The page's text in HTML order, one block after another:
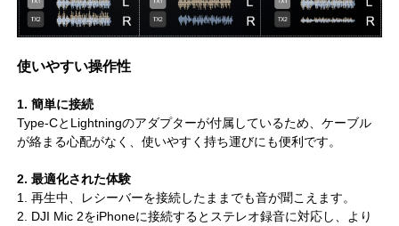
使いやすい操作性
1. 簡単に接続
Type-CとLightningのアダプターが付属しているため、ケーブル
が絡まる心配がなく、使いやすく持ち運びにも便利です。
2. 最適化された体験
1. 再生中、レシーバーを接続したままでも音が聞こえます。
2. DJI Mic 2をiPhoneに接続するとステレオ録音に対応し、より